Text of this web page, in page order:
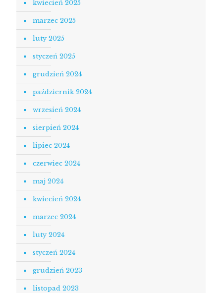
kwiecień 2025
marzec 2025
luty 2025
styczeń 2025
grudzień 2024
październik 2024
wrzesień 2024
sierpień 2024
lipiec 2024
czerwiec 2024
maj 2024
kwiecień 2024
marzec 2024
luty 2024
styczeń 2024
grudzień 2023
listopad 2023